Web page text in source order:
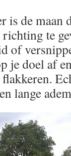
is de maan
te
of
je doel af
lange